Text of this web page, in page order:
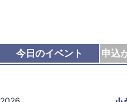
今日のイベント 申込